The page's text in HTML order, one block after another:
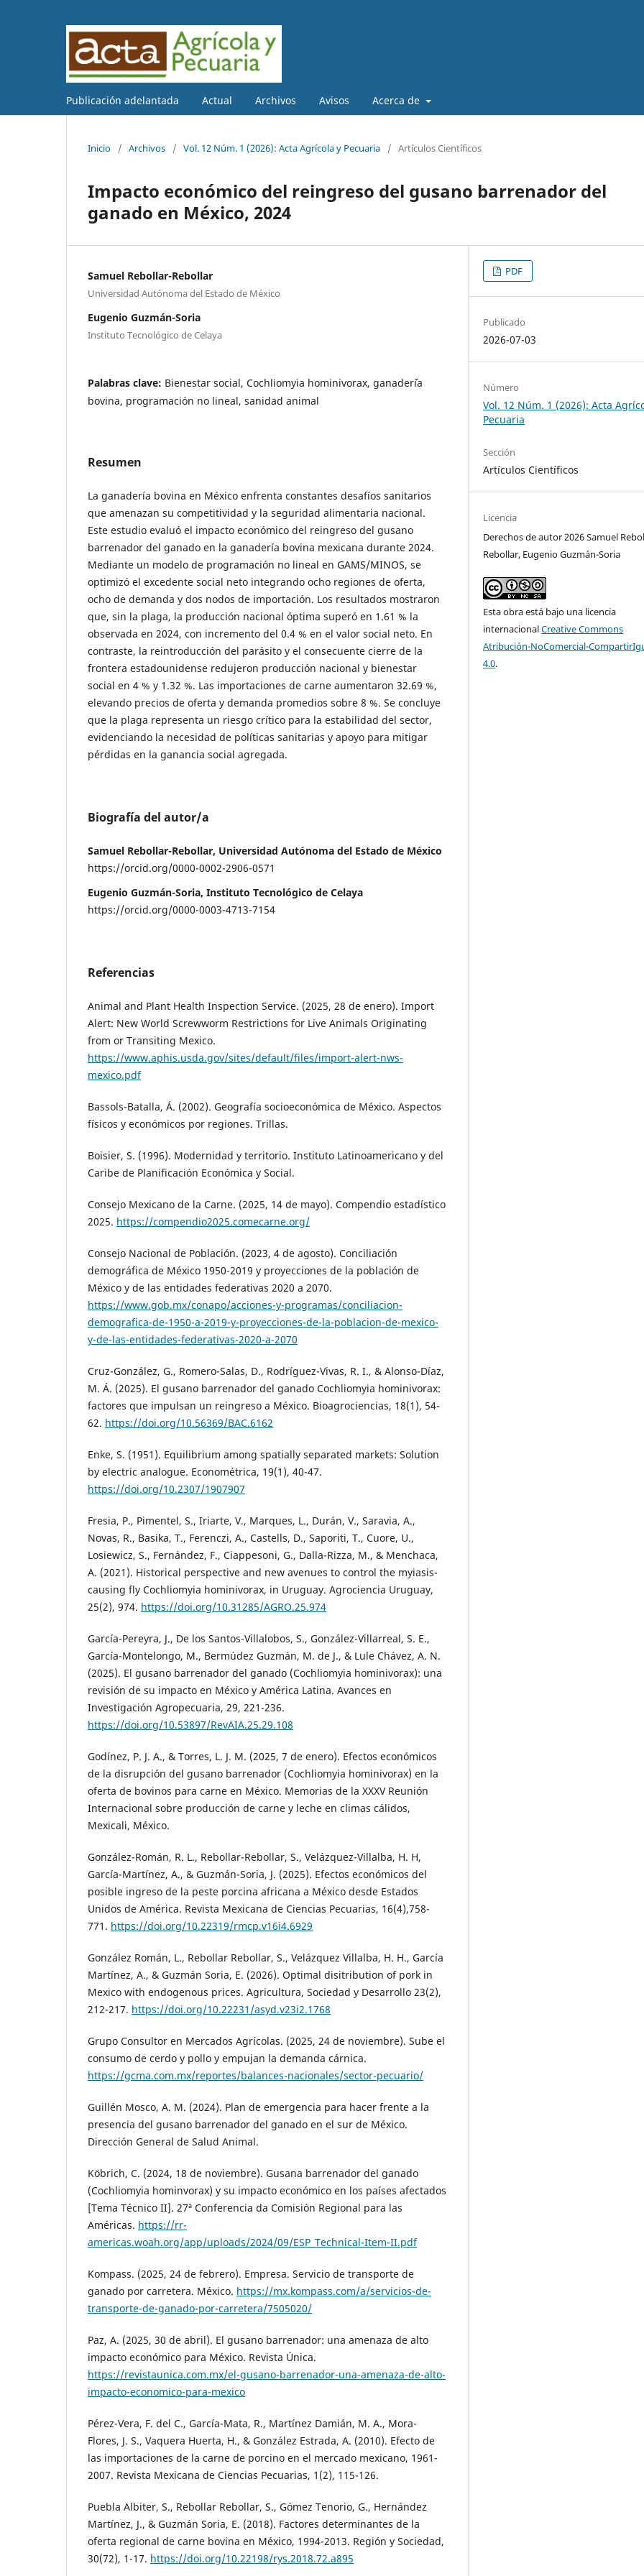
Publicación adelantada Actual Archivos Avisos Acerca de
Inicio / Archivos / Vol. 12 Núm. 1 (2026): Acta Agrícola y Pecuaria / Artículos Científicos
Impacto económico del reingreso del gusano barrenador del
ganado en México, 2024
Samuel Rebollar-Rebollar
Universidad Autónoma del Estado de México
Eugenio Guzmán-Soria
Instituto Tecnológico de Celaya
Palabras clave: Bienestar social, Cochliomyia hominivorax, ganader´´ia
bovina, programación no lineal, sanidad animal
Resumen
La ganadería bovina en México enfrenta constantes desafíos sanitarios
que amenazan su competitividad y la seguridad alimentaria nacional.
Este estudio evaluó el impacto económico del reingreso del gusano
barrenador del ganado en la ganadería bovina mexicana durante 2024.
Mediante un modelo de programación no lineal en GAMS/MINOS, se
optimizó el excedente social neto integrando ocho regiones de oferta,
ocho de demanda y dos nodos de importación. Los resultados mostraron
que, sin la plaga, la producción nacional óptima superó en 1.61 % la
observada en 2024, con incremento del 0.4 % en el valor social neto. En
contraste, la reintroducción del parásito y el consecuente cierre de la
frontera estadounidense redujeron producción nacional y bienestar
social en 4 % y 1.32 %. Las importaciones de carne aumentaron 32.69 %,
elevando precios de oferta y demanda promedios sobre 8 %. Se concluye
que la plaga representa un riesgo crítico para la estabilidad del sector,
evidenciando la necesidad de políticas sanitarias y apoyo para mitigar
pérdidas en la ganancia social agregada.
Biografía del autor/a
Samuel Rebollar-Rebollar, Universidad Autónoma del Estado de México
https://orcid.org/0000-0002-2906-0571
Eugenio Guzmán-Soria, Instituto Tecnológico de Celaya
https://orcid.org/0000-0003-4713-7154
Referencias
Animal and Plant Health Inspection Service. (2025, 28 de enero). Import
Alert: New World Screwworm Restrictions for Live Animals Originating
from or Transiting Mexico.
https://www.aphis.usda.gov/sites/default/files/import-alert-nws-
mexico.pdf
Bassols-Batalla, Á. (2002). Geografía socioeconómica de México. Aspectos
físicos y económicos por regiones. Trillas.
Boisier, S. (1996). Modernidad y territorio. Instituto Latinoamericano y del
Caribe de Planificación Económica y Social.
Consejo Mexicano de la Carne. (2025, 14 de mayo). Compendio estadístico
2025. https://compendio2025.comecarne.org/
Consejo Nacional de Población. (2023, 4 de agosto). Conciliación
demográfica de México 1950-2019 y proyecciones de la población de
México y de las entidades federativas 2020 a 2070.
https://www.gob.mx/conapo/acciones-y-programas/conciliacion-
demografica-de-1950-a-2019-y-proyecciones-de-la-poblacion-de-mexico-
y-de-las-entidades-federativas-2020-a-2070
Cruz-González, G., Romero-Salas, D., Rodríguez-Vivas, R. I., & Alonso-Díaz,
M. Á. (2025). El gusano barrenador del ganado Cochliomyia hominivorax:
factores que impulsan un reingreso a México. Bioagrociencias, 18(1), 54-
62. https://doi.org/10.56369/BAC.6162
Enke, S. (1951). Equilibrium among spatially separated markets: Solution
by electric analogue. Econométrica, 19(1), 40-47.
https://doi.org/10.2307/1907907
Fresia, P., Pimentel, S., Iriarte, V., Marques, L., Durán, V., Saravia, A.,
Novas, R., Basika, T., Ferenczi, A., Castells, D., Saporiti, T., Cuore, U.,
Losiewicz, S., Fernández, F., Ciappesoni, G., Dalla-Rizza, M., & Menchaca,
A. (2021). Historical perspective and new avenues to control the myiasis-
causing fly Cochliomyia hominivorax, in Uruguay. Agrociencia Uruguay,
25(2), 974. https://doi.org/10.31285/AGRO.25.974
García-Pereyra, J., De los Santos-Villalobos, S., González-Villarreal, S. E.,
García-Montelongo, M., Bermúdez Guzmán, M. de J., & Lule Chávez, A. N.
(2025). El gusano barrenador del ganado (Cochliomyia hominivorax): una
revisión de su impacto en México y América Latina. Avances en
Investigación Agropecuaria, 29, 221-236.
https://doi.org/10.53897/RevAIA.25.29.108
Godínez, P. J. A., & Torres, L. J. M. (2025, 7 de enero). Efectos económicos
de la disrupción del gusano barrenador (Cochliomyia hominivorax) en la
oferta de bovinos para carne en México. Memorias de la XXXV Reunión
Internacional sobre producción de carne y leche en climas cálidos,
Mexicali, México.
González-Román, R. L., Rebollar-Rebollar, S., Velázquez-Villalba, H. H,
García-Martínez, A., & Guzmán-Soria, J. (2025). Efectos económicos del
posible ingreso de la peste porcina africana a México desde Estados
Unidos de América. Revista Mexicana de Ciencias Pecuarias, 16(4),758-
771. https://doi.org/10.22319/rmcp.v16i4.6929
González Román, L., Rebollar Rebollar, S., Velázquez Villalba, H. H., García
Martínez, A., & Guzmán Soria, E. (2026). Optimal disitribution of pork in
Mexico with endogenous prices. Agricultura, Sociedad y Desarrollo 23(2),
212-217. https://doi.org/10.22231/asyd.v23i2.1768
Grupo Consultor en Mercados Agrícolas. (2025, 24 de noviembre). Sube el
consumo de cerdo y pollo y empujan la demanda cárnica.
https://gcma.com.mx/reportes/balances-nacionales/sector-pecuario/
Guillén Mosco, A. M. (2024). Plan de emergencia para hacer frente a la
presencia del gusano barrenador del ganado en el sur de México.
Dirección General de Salud Animal.
Köbrich, C. (2024, 18 de noviembre). Gusana barrenador del ganado
(Cochliomyia hominvorax) y su impacto económico en los países afectados
[Tema Técnico II]. 27ª Conferencia da Comisión Regional para las
Américas. https://rr-
americas.woah.org/app/uploads/2024/09/ESP_Technical-Item-II.pdf
Kompass. (2025, 24 de febrero). Empresa. Servicio de transporte de
ganado por carretera. México. https://mx.kompass.com/a/servicios-de-
transporte-de-ganado-por-carretera/7505020/
Paz, A. (2025, 30 de abril). El gusano barrenador: una amenaza de alto
impacto económico para México. Revista Única.
https://revistaunica.com.mx/el-gusano-barrenador-una-amenaza-de-alto-
impacto-economico-para-mexico
Pérez-Vera, F. del C., García-Mata, R., Martínez Damián, M. A., Mora-
Flores, J. S., Vaquera Huerta, H., & González Estrada, A. (2010). Efecto de
las importaciones de la carne de porcino en el mercado mexicano, 1961-
2007. Revista Mexicana de Ciencias Pecuarias, 1(2), 115-126.
Puebla Albiter, S., Rebollar Rebollar, S., Gómez Tenorio, G., Hernández
Martínez, J., & Guzmán Soria, E. (2018). Factores determinantes de la
oferta regional de carne bovina en México, 1994-2013. Región y Sociedad,
30(72), 1-17. https://doi.org/10.22198/rys.2018.72.a895
PDF
Publicado
2026-07-03
Número
Vol. 12 Núm. 1 (2026): Acta
Pecuaria
Sección
Artículos Científicos
Licencia
Derechos de autor 2026 Samuel
Rebollar, Eugenio Guzmán-Soria
Esta obra está bajo una licencia
internacionalCreative Commons
Atribución-NoComercial-
4.0.